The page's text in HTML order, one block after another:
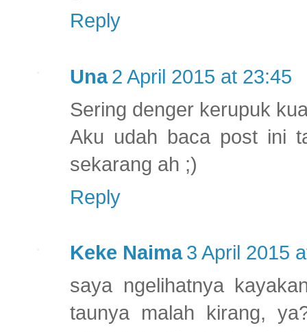
Reply
Una 2 April 2015 at 23:45
Sering denger kerupuk
Aku udah baca post ini
sekarang ah ;)
Reply
Keke Naima 3 April 2015
saya ngelihatnya
taunya malah kirang,